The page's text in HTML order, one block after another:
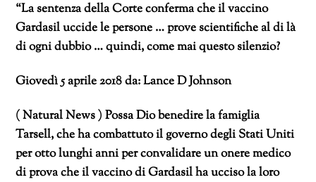
“La sentenza della Corte conferma che il vaccino
Gardasil uccide le persone … prove scientifiche al di là
di ogni dubbio … quindi, come mai questo silenzio?
Giovedì 5 aprile 2018 da: Lance D Johnson
( Natural News ) Possa Dio benedire la famiglia
Tarsell, che ha combattuto il governo degli Stati Uniti
per otto lunghi anni per convalidare un onere medico
di prova che il vaccino di Gardasil ha ucciso la loro